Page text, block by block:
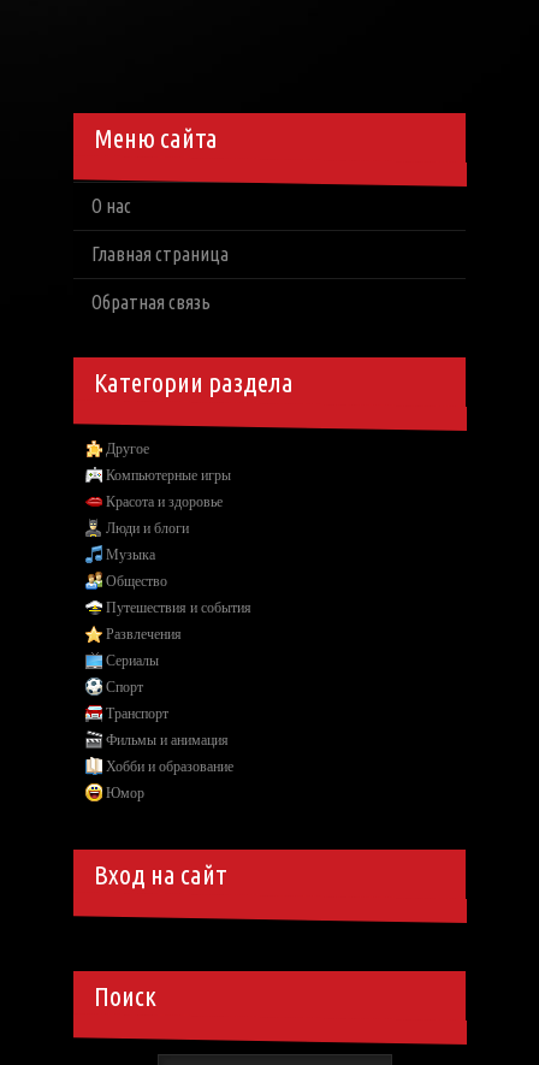
Меню сайта
О нас
Главная страница
Обратная связь
Категории раздела
Другое
Компьютерные игры
Красота и здоровье
Люди и блоги
Музыка
Общество
Путешествия и события
Развлечения
Сериалы
Спорт
Транспорт
Фильмы и анимация
Хобби и образование
Юмор
Вход на сайт
Поиск